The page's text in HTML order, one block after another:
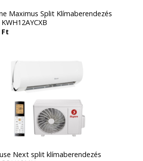
Maximus Split Klímaberendezés
Ft
Next split klímaberendezés